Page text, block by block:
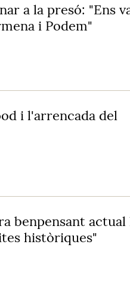
a la presó: "Ens
i Podem"
i l'arrencada del
benpensant actual
històriques"